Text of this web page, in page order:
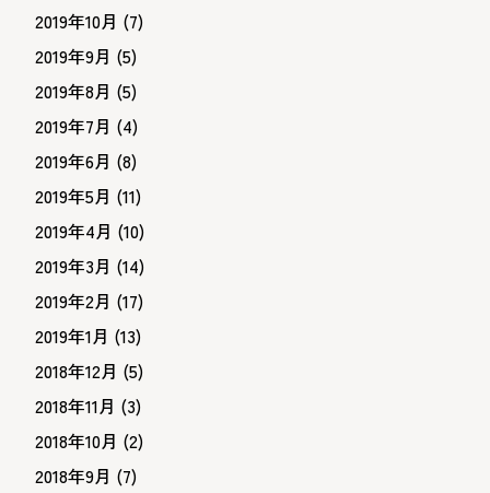
2019年10月 (7)
2019年9月 (5)
2019年8月 (5)
2019年7月 (4)
2019年6月 (8)
2019年5月 (11)
2019年4月 (10)
2019年3月 (14)
2019年2月 (17)
2019年1月 (13)
2018年12月 (5)
2018年11月 (3)
2018年10月 (2)
2018年9月 (7)